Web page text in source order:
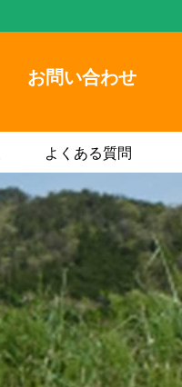
お問い合わせ
よくある質問